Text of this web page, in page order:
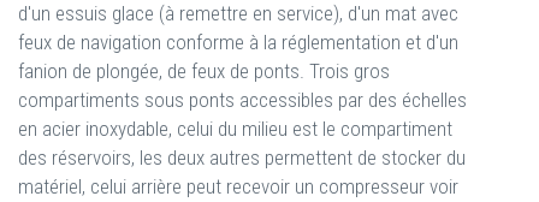
d'un essuis glace (à remettre en service), d'un mat avec
feux de navigation conforme à la réglementation et d'un
fanion de plongée, de feux de ponts. Trois gros
compartiments sous ponts accessibles par des échelles
en acier inoxydable, celui du milieu est le compartiment
des réservoirs, les deux autres permettent de stocker du
matériel, celui arrière peut recevoir un compresseur voir